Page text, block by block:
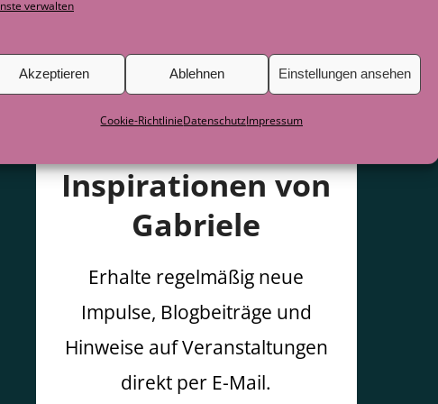
verwalten
Akzeptieren Ablehnen Einstellungen ansehen
Cookie-RichtlinieDatenschutzImpressum
Inspirationen von
Gabriele
Erhalte regelmäßig neue
Impulse, Blogbeiträge und
Hinweise auf Veranstaltungen
direkt per E-Mail.